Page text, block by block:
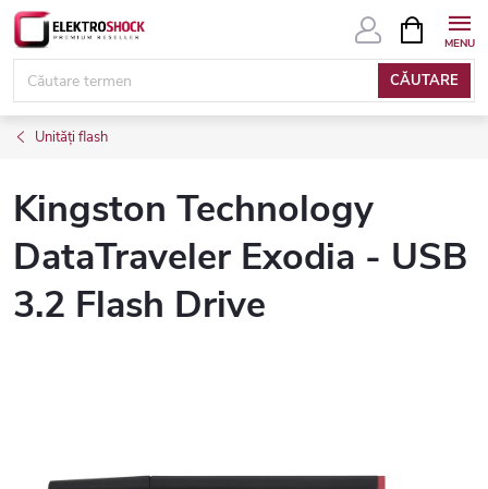
Treci
conținut
CĂUTARE
COŞ
DE
Unități flash
Kingston Technology
DataTraveler Exodia - USB
3.2 Flash Drive